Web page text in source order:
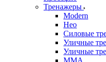
Тренажеры
Modern
Нео
Силовые
Уличные
Уличные
ММА